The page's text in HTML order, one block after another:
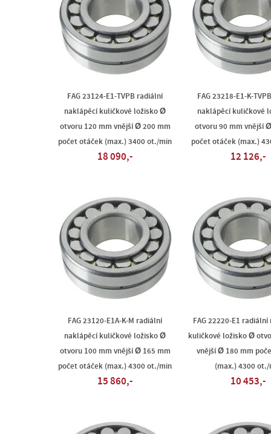
FAG 23124-E1-TVPB radiální
naklápěcí kuličkové ložisko Ø
otvoru 120 mm vnější Ø 200 mm
počet otáček (max.) 3400 ot./min
18 090,-
FAG 23218-E1-K-
naklápěcí kuličkové
otvoru 90 mm vnější
počet otáček (max.)
12 126,-
FAG 23120-E1A-K-M radiální
naklápěcí kuličkové ložisko Ø
otvoru 100 mm vnější Ø 165 mm
počet otáček (max.) 4300 ot./min
15 860,-
FAG 22220-E1
kuličkové ložisko Ø
vnější Ø 180 mm
(max.) 4300 ot./
10 453,-